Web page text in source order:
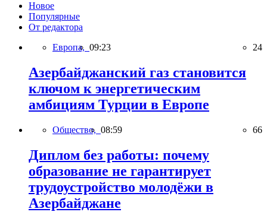
Новое
Популярные
От редактора
Европа, 09:23 24
Азербайджанский газ становится
ключом к энергетическим
амбициям Турции в Европе
Общество, 08:59 66
Диплом без работы: почему
образование не гарантирует
трудоустройство молодёжи в
Азербайджане